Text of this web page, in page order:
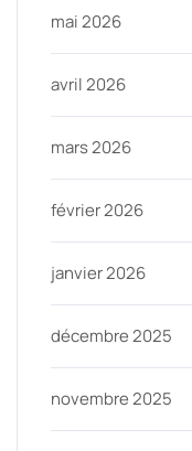
mai 2026
avril 2026
mars 2026
février 2026
janvier 2026
décembre 2025
novembre 2025